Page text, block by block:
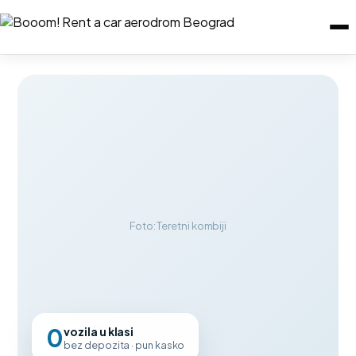
Foto: Teretni kombiji
0vozila u klasi
bez depozita · pun kasko